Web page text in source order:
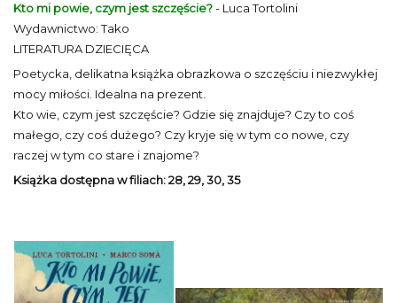
Kto mi powie, czym jest szczęście?- Luca Tortolini
Wydawnictwo: Tako
LITERATURA DZIECIĘCA
Poetycka, delikatna książka obrazkowa o szczęściu i niezwykłej
mocy miłości. Idealna na prezent.
Kto wie, czym jest szczęście? Gdzie się znajduje? Czy to coś
małego, czy coś dużego? Czy kryje się w tym co nowe, czy
raczej w tym co stare i znajome?
Książka dostępna w filiach: 28, 29, 30, 35